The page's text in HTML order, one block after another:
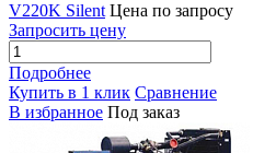
V220K Silent Цена по запросу
Запросить цену
Подробнее
Купить в 1 клик Сравнение
В избранное Под заказ